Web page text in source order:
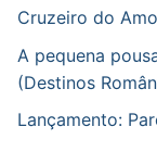
Cruzeiro do
A pequena
(Destinos
Lançamento: